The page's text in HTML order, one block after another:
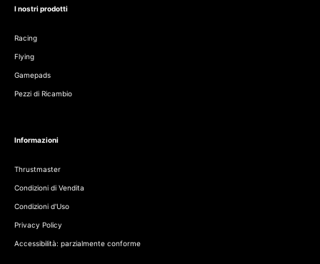
I nostri prodotti
Racing
Flying
Gamepads
Pezzi di Ricambio
Informazioni
Thrustmaster
Condizioni di Vendita
Condizioni d'Uso
Privacy Policy
Accessibilità: parzialmente conforme